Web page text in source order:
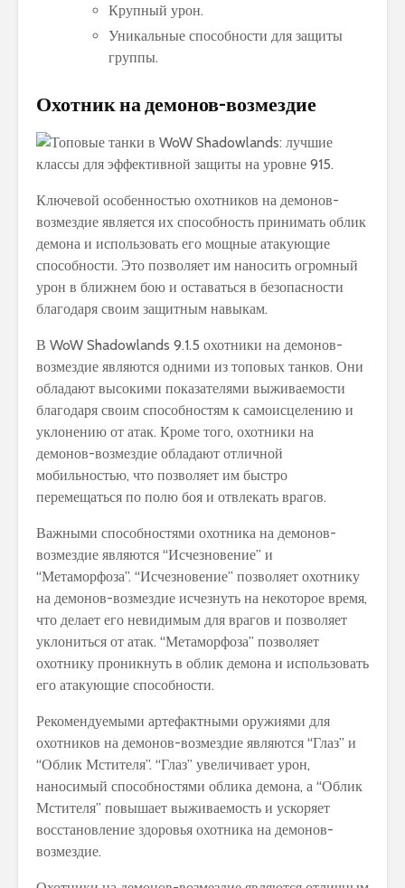
Крупный урон.
Уникальные способности для защиты
группы.
Охотник на демонов-возмездие
Ключевой особенностью охотников на демонов-
возмездие является их способность принимать облик
демона и использовать его мощные атакующие
способности. Это позволяет им наносить огромный
урон в ближнем бою и оставаться в безопасности
благодаря своим защитным навыкам.
В WoW Shadowlands 9.1.5 охотники на демонов-
возмездие являются одними из топовых танков. Они
обладают высокими показателями выживаемости
благодаря своим способностям к самоисцелению и
уклонению от атак. Кроме того, охотники на
демонов-возмездие обладают отличной
мобильностью, что позволяет им быстро
перемещаться по полю боя и отвлекать врагов.
Важными способностями охотника на демонов-
возмездие являются “Исчезновение” и
“Метаморфоза”. “Исчезновение” позволяет охотнику
на демонов-возмездие исчезнуть на некоторое время,
что делает его невидимым для врагов и позволяет
уклониться от атак. “Метаморфоза” позволяет
охотнику проникнуть в облик демона и использовать
его атакующие способности.
Рекомендуемыми артефактными оружиями для
охотников на демонов-возмездие являются “Глаз” и
“Облик Мстителя”. “Глаз” увеличивает урон,
наносимый способностями облика демона, а “Облик
Мстителя” повышает выживаемость и ускоряет
восстановление здоровья охотника на демонов-
возмездие.